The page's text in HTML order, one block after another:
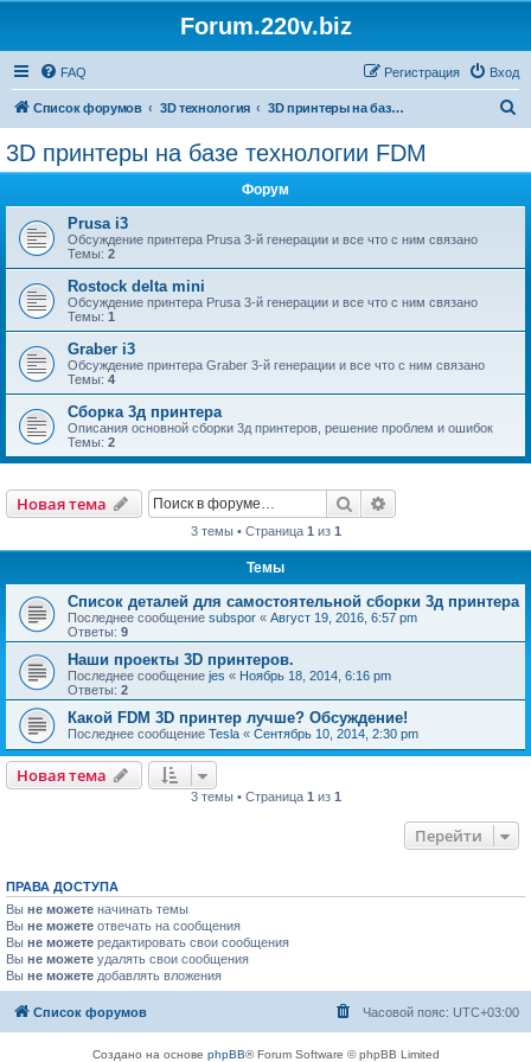
Forum.220v.biz
FAQ Вход
Регистрация
Список форумов 3D технология 3D принтеры на базе технологии FDM
3D принтеры на базе технологии FDM
Форум
Prusa i3
Обсуждение принтера Prusa 3-й генерации и все что с ним связано
Темы: 2
Rostock delta mini
Обсуждение принтера Prusa 3-й генерации и все что с ним связано
Темы: 1
Graber i3
Обсуждение принтера Graber 3-й генерации и все что с ним связано
Темы: 4
Сборка 3д принтера
Описания основной сборки 3д принтеров, решение проблем и ошибок
Темы: 2
Новая тема Поиск
3 темы • Страница 1 из 1
Темы
Список деталей для самостоятельной сборки 3д принтера
Последнее сообщение subspor « Август 19, 2016, 6:57 pm
Ответы: 9
Наши проекты 3D принтеров.
Последнее сообщение jes « Ноябрь 18, 2014, 6:16 pm
Ответы: 2
Какой FDM 3D принтер лучше? Обсуждение!
Последнее сообщение Tesla « Сентябрь 10, 2014, 2:30 pm
Новая тема
3 темы • Страница 1 из 1
Перейти
ПРАВА ДОСТУПА
Вы не можете начинать темы
Вы не можете отвечать на сообщения
Вы не можете редактировать свои сообщения
Вы не можете удалять свои сообщения
Вы не можете добавлять вложения
Список форумов Часовой пояс: UTC+03:00
Создано на основе phpBB® Forum Software © phpBB Limited